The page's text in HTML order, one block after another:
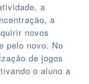
a
a
novos
pelo novo. No
de jogos
o aluno a